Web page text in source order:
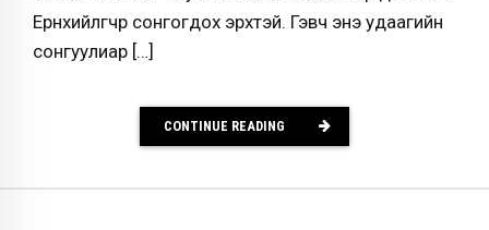
Ерөнхийлөгчөөр сонгогдох эрхтэй. Гэвч энэ удаагийн
сонгуулиар […]
CONTINUE READING